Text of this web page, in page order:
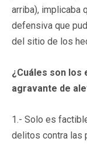
arriba), implicaba
defensiva que
del sitio de los
¿Cuáles son los
agravante de
1.- Solo es
delitos contra las